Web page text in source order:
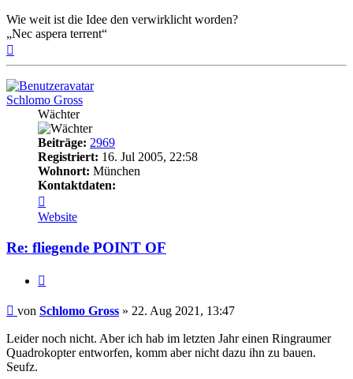
Wie weit ist die Idee den verwirklicht worden?
„Nec aspera terrent“
Schlomo Gross
Wächter
Beiträge: 2969
Registriert: 16. Jul 2005, 22:58
Wohnort: München
Kontaktdaten:
von
Schlomo
Website
Re: fliegende POINT OF
Beitrag
von Schlomo Gross » 22. Aug 2021, 13:47
Leider noch nicht. Aber ich hab im letzten Jahr einen Ringraumer
Quadrokopter entworfen, komm aber nicht dazu ihn zu bauen.
Seufz.